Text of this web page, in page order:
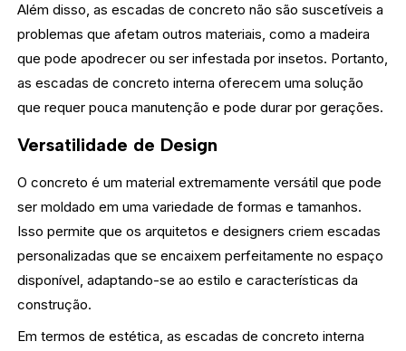
Além disso, as escadas de concreto não são suscetíveis a
problemas que afetam outros materiais, como a madeira
que pode apodrecer ou ser infestada por insetos. Portanto,
as escadas de concreto interna oferecem uma solução
que requer pouca manutenção e pode durar por gerações.
Versatilidade de Design
O concreto é um material extremamente versátil que pode
ser moldado em uma variedade de formas e tamanhos.
Isso permite que os arquitetos e designers criem escadas
personalizadas que se encaixem perfeitamente no espaço
disponível, adaptando-se ao estilo e características da
construção.
Em termos de estética, as escadas de concreto interna